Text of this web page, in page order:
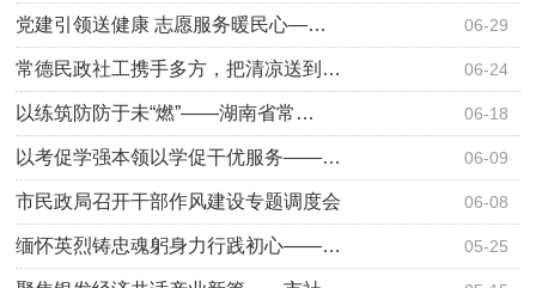
06-29
党建引领送健康 志愿服务暖民心—…
06-24
常德民政社工携手多方，把清凉送到…
06-18
以练筑防防于未“燃”——湖南省常…
06-09
以考促学强本领以学促干优服务——…
06-08
市民政局召开干部作风建设专题调度会
05-25
缅怀英烈铸忠魂躬身力行践初心——…